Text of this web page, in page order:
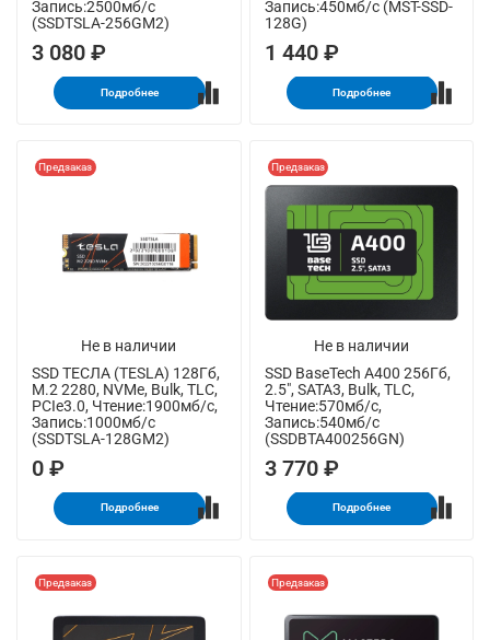
Запись:2500мб/с
(SSDTSLA-256GM2)
3 080 ₽
Подробнее
Запись:450мб/с (MST-SSD-
128G)
1 440 ₽
Подробнее
Не в наличии
Предзаказ
SSD ТЕСЛА (TESLA) 128Гб,
M.2 2280, NVMe, Bulk, TLC,
PCIe3.0, Чтение:1900мб/с,
Запись:1000мб/с
(SSDTSLA-128GM2)
0 ₽
Подробнее
Не в наличии
Предзаказ
SSD BaseTech A400 256Гб,
2.5", SATA3, Bulk, TLC,
Чтение:570мб/с,
Запись:540мб/с
(SSDBTA400256GN)
3 770 ₽
Подробнее
Предзаказ Предзаказ